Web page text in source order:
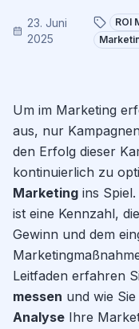
23. Juni
2025
ROI
Um im Marketing
aus, nur
den Erfolg dieser
kontinuierlich zu
Marketing ins
ist eine Kennzahl,
Gewinn und dem
Leitfaden erfahren
messen und wie
Analyse Ihre